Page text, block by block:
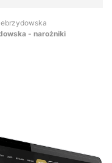
- narożniki